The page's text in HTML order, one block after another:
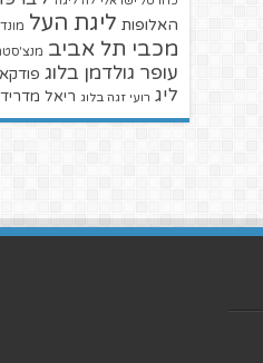
האלופות ליגת העל
מכבי תל אביב מנצ'סטר
עופר גולדמן בלוג
ליג רועי זגה בלוג ריאל מדריד